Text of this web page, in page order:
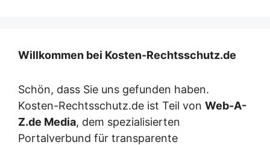
Willkommen bei Kosten-Rechtsschutz.de
Schön, dass Sie uns gefunden haben.
Kosten-Rechtsschutz.de ist Teil von Web-A-
Z.de Media, dem spezialisierten
Portalverbund für transparente